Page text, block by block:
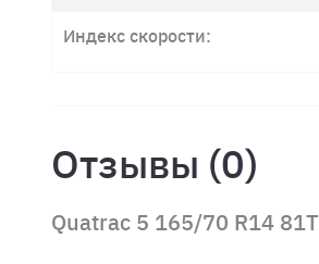
Индекс скорости:
Отзывы (0)
Quatrac 5 165/70 R14 81T